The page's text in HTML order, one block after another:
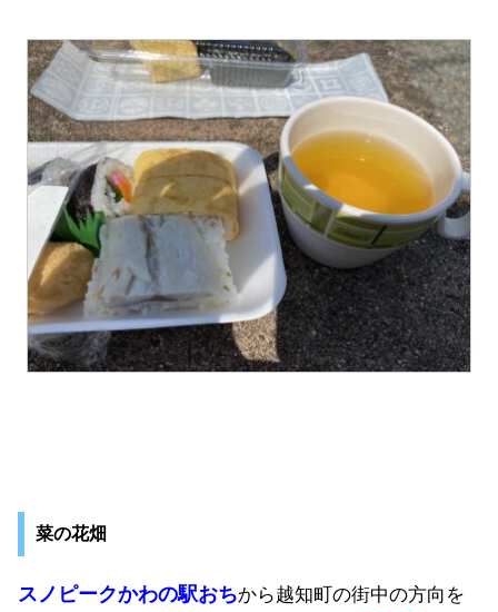
菜の花畑
スノピークかわの駅おちから越知町の街中の方向を